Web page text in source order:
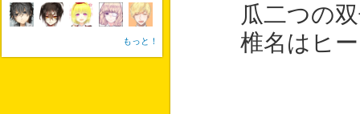
瓜二つの双
椎名はヒー
もっと！